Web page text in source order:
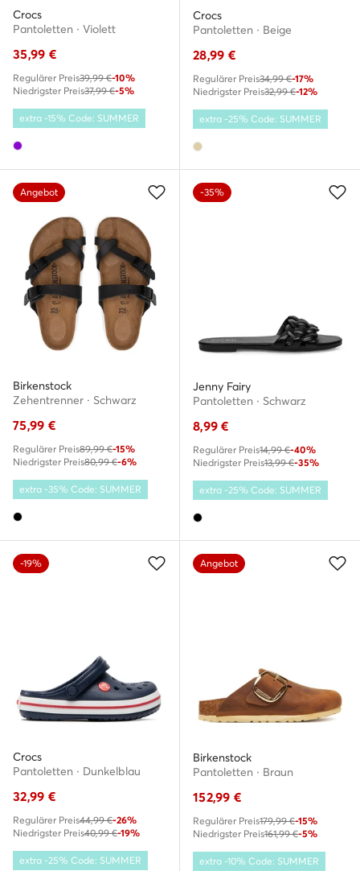
Crocs
Pantoletten · Violett
35,99 €
Regulärer Preis39,99 €-10%
Niedrigster Preis37,99 €-5%
extra -15% Code: SUMMER
Crocs
Pantoletten · Beige
28,99 €
Regulärer Preis34,99 €-17%
Niedrigster Preis32,99 €-12%
extra -25% Code: SUMMER
Angebot
Birkenstock
Zehentrenner · Schwarz
75,99 €
Regulärer Preis89,99 €-15%
Niedrigster Preis80,99 €-6%
extra -35% Code: SUMMER
-35%
Jenny Fairy
Pantoletten · Schwarz
8,99 €
Regulärer Preis14,99 €-40%
Niedrigster Preis13,99 €-35%
extra -25% Code: SUMMER
-19%
Crocs
Pantoletten · Dunkelblau
32,99 €
Regulärer Preis44,99 €-26%
Niedrigster Preis40,99 €-19%
extra -25% Code: SUMMER
Angebot
Birkenstock
Pantoletten · Braun
152,99 €
Regulärer Preis179,99 €-15%
Niedrigster Preis161,99 €-5%
extra -10% Code: SUMMER